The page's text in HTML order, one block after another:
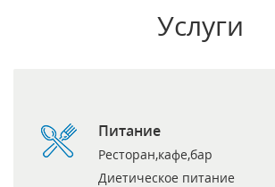
Услуги
Питание
Ресторан,кафе,бар
Диетическое питание